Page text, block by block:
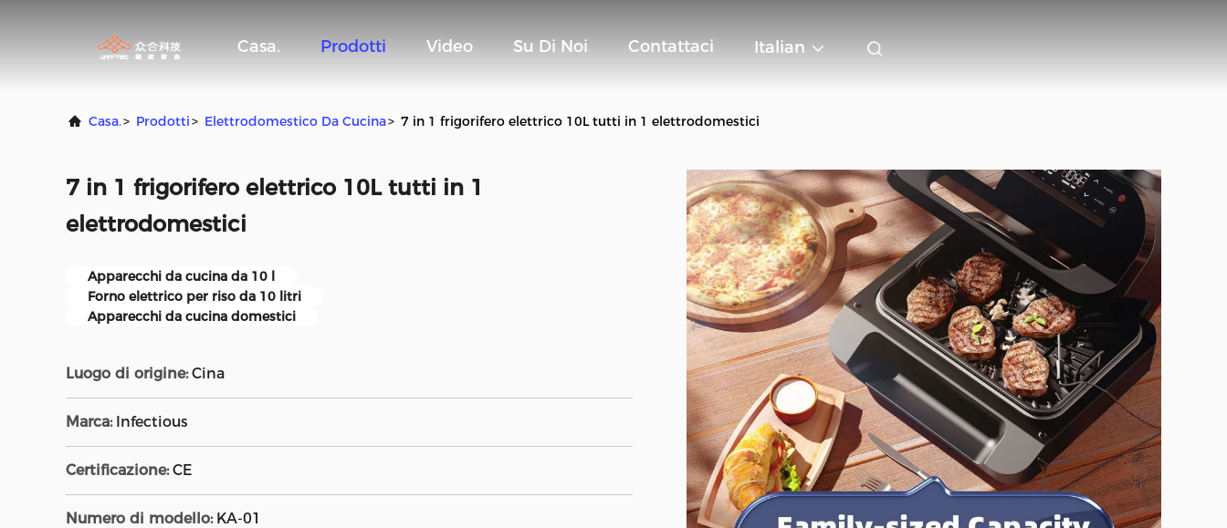
Casa. Prodotti Video Su Di Noi Contattaci Italian
Casa.> Prodotti> Elettrodomestico Da Cucina> 7 in 1 frigorifero elettrico 10L tutti in 1 elettrodomestici
7 in 1 frigorifero elettrico 10L tutti in 1
elettrodomestici
Apparecchi da cucina da 10 l
Forno elettrico per riso da 10 litri
Apparecchi da cucina domestici
Luogo di origine: Cina
Marca: Infectious
Certificazione: CE
Numero di modello: KA-01